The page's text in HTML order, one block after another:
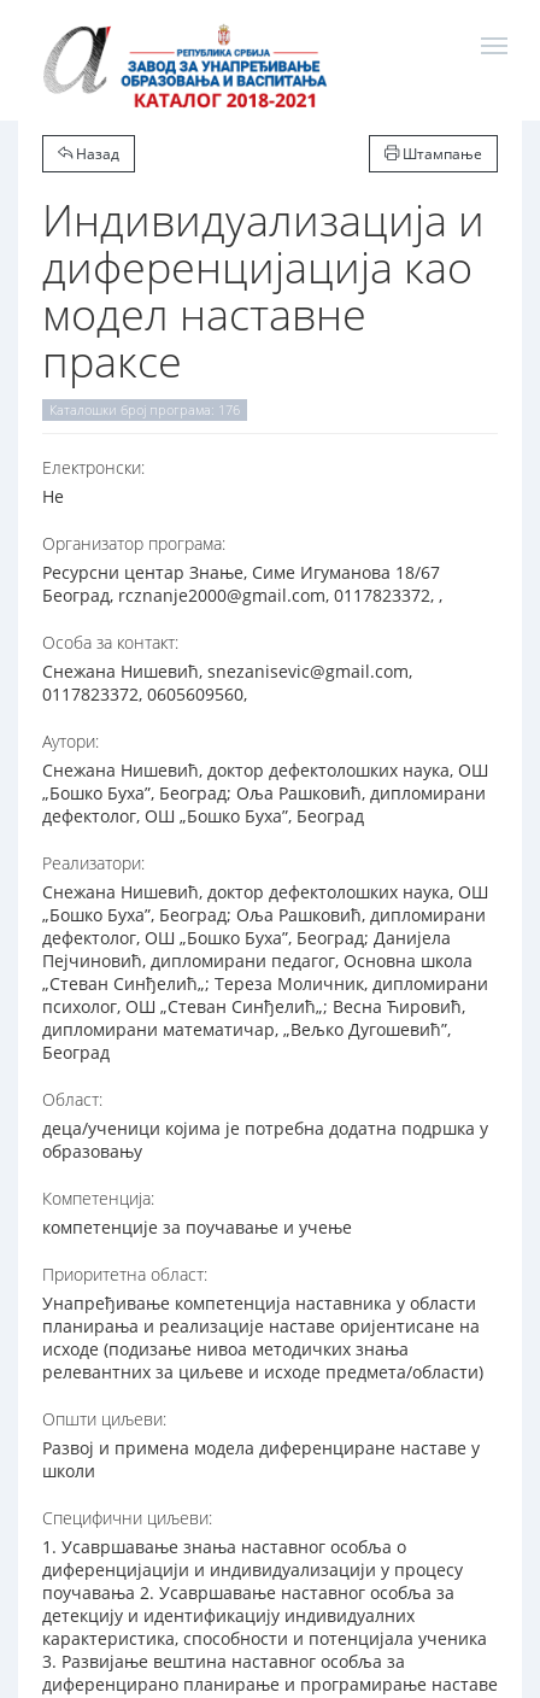
Назад Штампање
Индивидуализација и
диференцијација као
модел наставне
праксе
Каталошки број програма: 176
Електронски:
Не
Организатор програма:
Ресурсни центар Знање, Симе Игуманова 18/67
Београд, rcznanje2000@gmail.com, 0117823372, ,
Особа за контакт:
Снежана Нишевић, snezanisevic@gmail.com,
0117823372, 0605609560,
Аутори:
Снежана Нишевић, доктор дефектолошких наука, ОШ
„Бошко Буха”, Београд; Оља Рашковић, дипломирани
дефектолог, ОШ „Бошко Буха”, Београд
Реализатори:
Снежана Нишевић, доктор дефектолошких наука, ОШ
„Бошко Буха”, Београд; Оља Рашковић, дипломирани
дефектолог, ОШ „Бошко Буха”, Београд; Данијела
Пејчиновић, дипломирани педагог, Основна школа
„Стеван Синђелић„; Тереза Моличник, дипломирани
психолог, ОШ „Стеван Синђелић„; Весна Ћировић,
дипломирани математичар, „Вељко Дугошевић”,
Београд
Област:
деца/ученици којима је потребна додатна подршка у
образовању
Компетенција:
компетенције за поучавање и учење
Приоритетна област:
Унапређивање компетенција наставника у области
планирања и реализације наставе оријентисане на
исходе (подизање нивоа методичких знања
релевантних за циљеве и исходе предмета/области)
Општи циљеви:
Развој и примена модела диференциране наставе у
школи
Специфични циљеви:
1. Усавршавање знања наставног особља о
диференцијацији и индивидуализацији у процесу
поучавања 2. Усавршавање наставног особља за
детекцију и идентификацију индивидуалних
карактеристика, способности и потенцијала ученика
3. Развијање вештина наставног особља за
диференцирано планирање и програмирање наставе